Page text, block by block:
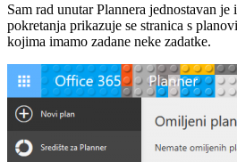
Sam rad unutar Plannera jednostavan
pokretanja prikazuje se stranica s
kojima imamo zadane neke zadatke.